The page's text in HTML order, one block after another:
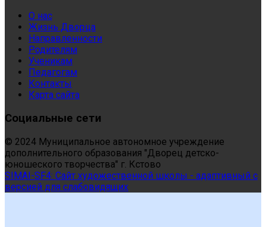
О нас
Жизнь Дворца
Направленности
Родителям
Ученикам
Педагогам
Контакты
Карта сайта
Социальные сети
© 2024 Муниципальное автономное учреждение
дополнительного образования "Дворец детско-
юношеского творчества" г. Кстово
SIMAI-SF4: Сайт художественной школы - адаптивный с
версией для слабовидящих